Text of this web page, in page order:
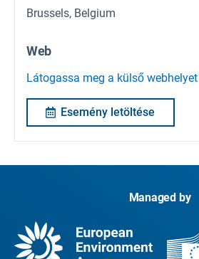
Brussels, Belgium
Web
Látogassa meg a külső webhelyet
Esemény letöltése
Managed by